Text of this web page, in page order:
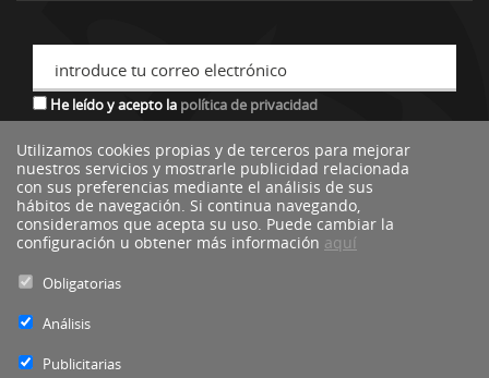
introduce tu correo electrónico
He leído y acepto la política de privacidad
*descuento no acumulable a otras ofertas o promociones.
Utilizamos cookies propias y de terceros para mejorar
nuestros servicios y mostrarle publicidad relacionada
con sus preferencias mediante el análisis de sus
hábitos de navegación. Si continua navegando,
consideramos que acepta su uso. Puede cambiar la
configuración u obtener más información aquí
Obligatorias
Análisis
Publicitarias